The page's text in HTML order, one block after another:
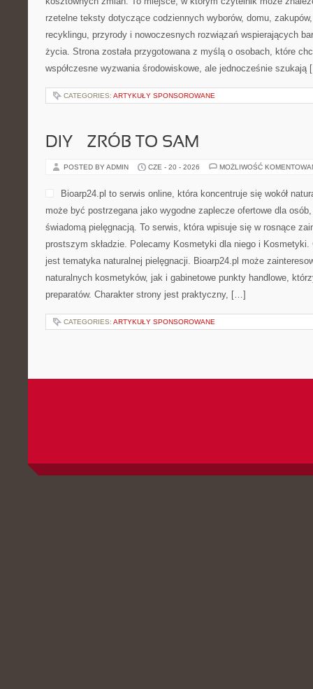
rzetelne teksty dotyczące codziennych wyborów, domu,
recyklingu, przyrody i nowoczesnych rozwiązań wspierających
życia. Strona została przygotowana z myślą o osobach, które
współczesne wyzwania środowiskowe, ale jednocześnie
CATEGORIES: ARTYKUŁY SPONSOROWANE
DIY – ZRÓB TO SAM
POSTED BY ADMIN CZE - 20 - 2026 MOŻLIWOŚĆ
Bioarp24.pl to serwis online, która koncentruje się wokół
może być postrzegana jako wygodne zaplecze ofertowe dla
świadomą pielęgnacją. To serwis, która wpisuje się w rosnące
prostszym składzie. Polecamy Kosmetyki dla niego i Kosmetyki.
jest tematyka naturalnej pielęgnacji. Bioarp24.pl może
naturalnych kosmetyków, jak i gabinetowe punkty handlowe,
preparatów. Charakter strony jest praktyczny, […]
CATEGORIES: ARTYKUŁY SPONSOROWANE